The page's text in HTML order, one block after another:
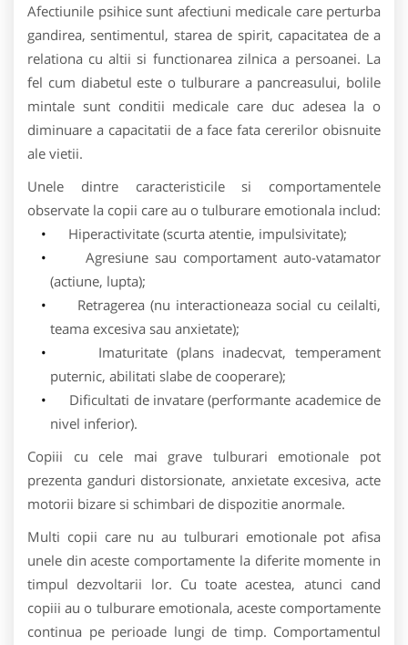
Afectiunile psihice sunt afectiuni medicale care perturba
gandirea, sentimentul, starea de spirit, capacitatea de a
relationa cu altii si functionarea zilnica a persoanei. La
fel cum diabetul este o tulburare a pancreasului, bolile
mintale sunt conditii medicale care duc adesea la o
diminuare a capacitatii de a face fata cererilor obisnuite
ale vietii.
Unele dintre caracteristicile si comportamentele
observate la copii care au o tulburare emotionala includ:
Hiperactivitate (scurta atentie, impulsivitate);
Agresiune sau comportament auto-vatamator
(actiune, lupta);
Retragerea (nu interactioneaza social cu ceilalti,
teama excesiva sau anxietate);
Imaturitate (plans inadecvat, temperament
puternic, abilitati slabe de cooperare);
Dificultati de invatare (performante academice de
nivel inferior).
Copiii cu cele mai grave tulburari emotionale pot
prezenta ganduri distorsionate, anxietate excesiva, acte
motorii bizare si schimbari de dispozitie anormale.
Multi copii care nu au tulburari emotionale pot afisa
unele din aceste comportamente la diferite momente in
timpul dezvoltarii lor. Cu toate acestea, atunci cand
copiii au o tulburare emotionala, aceste comportamente
continua pe perioade lungi de timp. Comportamentul